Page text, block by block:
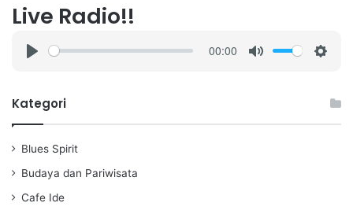
Live Radio!!
a
00:00
Kategori
Blues Spirit
Budaya dan Pariwisata
Cafe Ide